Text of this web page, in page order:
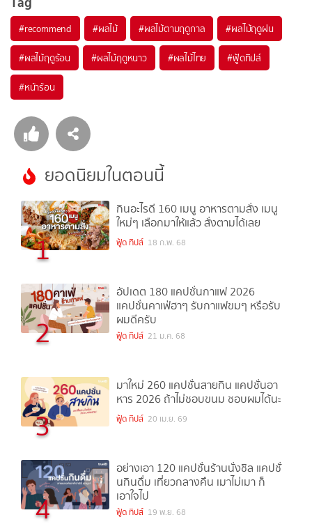
#recommend #ผลไม้ #ผลไม้ตามฤดูกาล #ผลไม้ฤดูฝน
#ผลไม้ฤดูร้อน #ผลไม้ฤดูหนาว #ผลไม้ไทย #ฟู้ดทิปส์
#หน้าร้อน
ยอดนิยมในตอนนี้
1
กินอะไรดี 160 เมนู อาหารตามสั่ง เมนู
ใหม่ๆ เลือกมาให้แล้ว สั่งตามได้เลย
ฟู้ด ทิปส์ 18 ก.พ. 68
2
อัปเดต 180 แคปชั่นกาแฟ 2026
แคปชั่นคาเฟ่ฮาๆ รับกาแฟขมๆ หรือรับ
ผมดีครับ
ฟู้ด ทิปส์ 21 ม.ค. 68
3
มาใหม่ 260 แคปชั่นสายกิน แคปชั่นอา
หาร 2026 ถ้าไม่ชอบขนม ชอบผมได้นะ
ฟู้ด ทิปส์ 20 เม.ย. 69
4
อย่างเอา 120 แคปชั่นร้านนั่งชิล แคปชั่
นกินดื่ม เที่ยวกลางคืน เมาไม่เมา ก็
เอาใจไป
ฟู้ด ทิปส์ 19 พ.ย. 68